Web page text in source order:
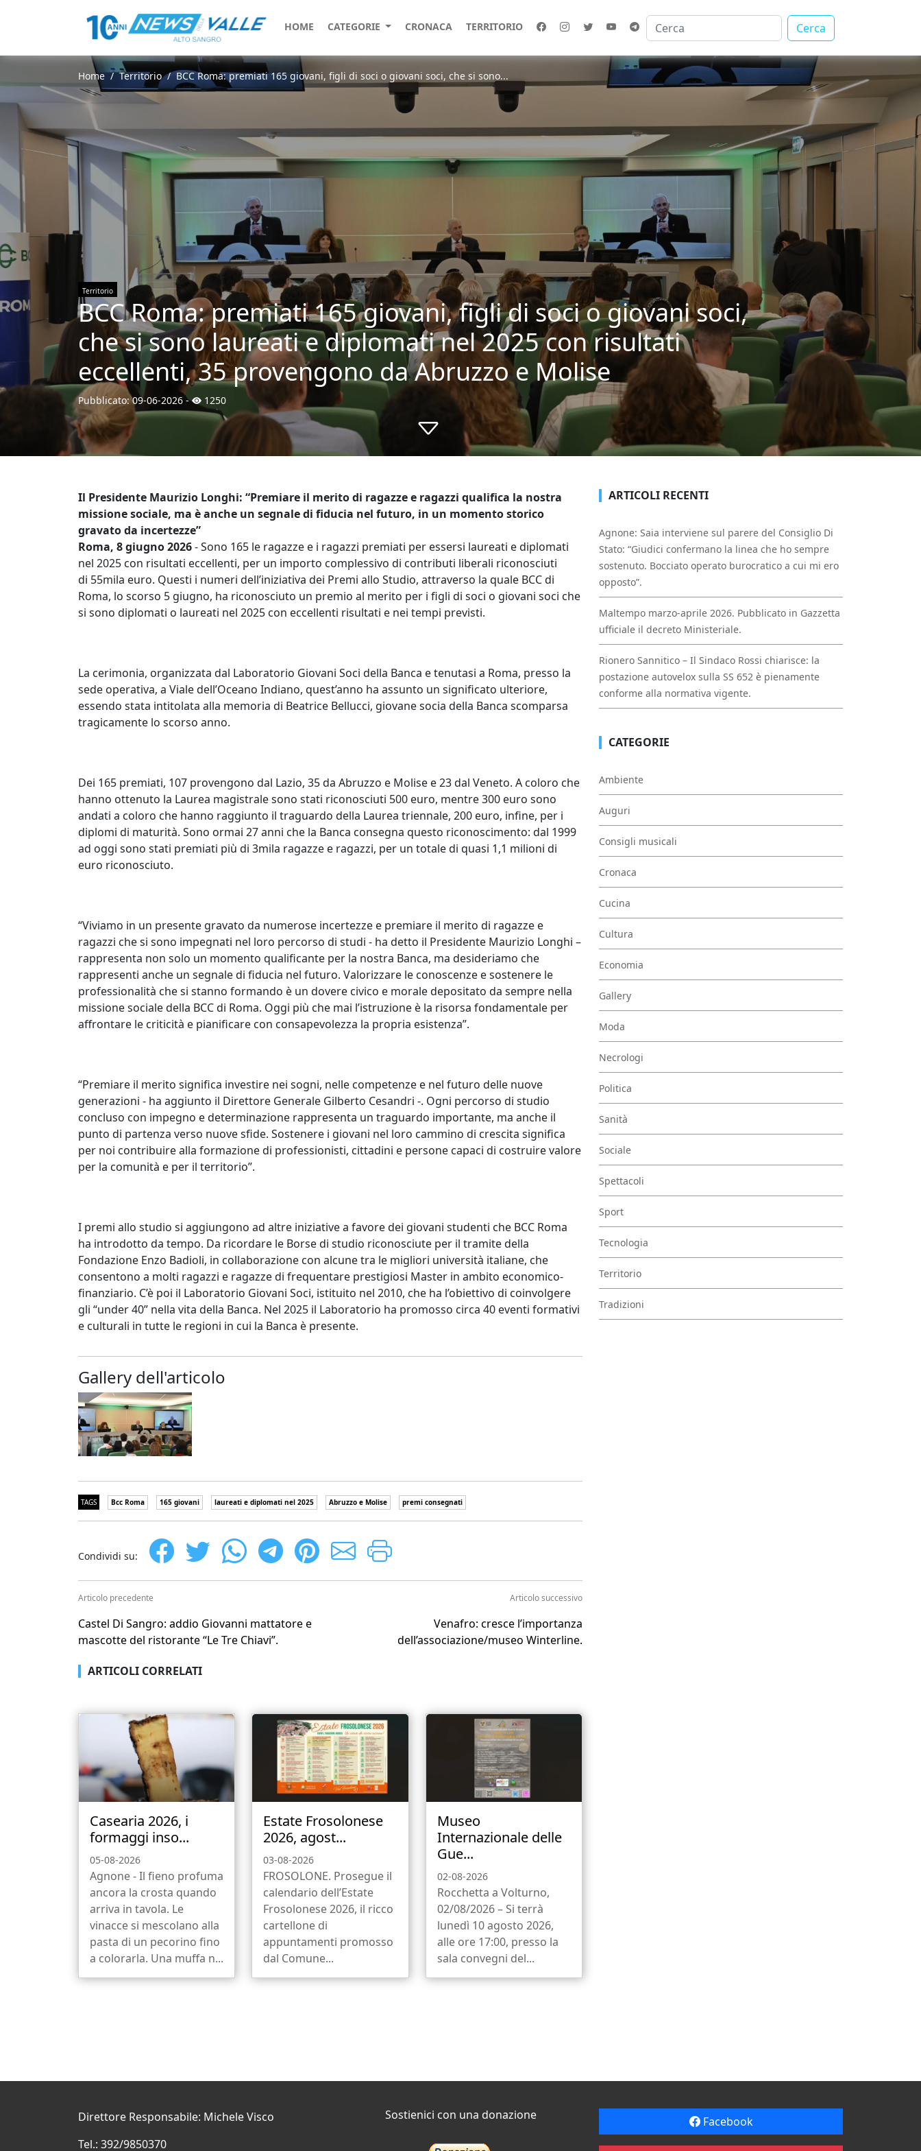
HOME CATEGORIE CRONACA TERRITORIO Cerca
Home Territorio BCC Roma: premiati 165 giovani, figli di soci o giovani soci, che si sono...
Territorio
BCC Roma: premiati 165 giovani, figli di soci o giovani soci,
che si sono laureati e diplomati nel 2025 con risultati
eccellenti, 35 provengono da Abruzzo e Molise
Pubblicato:09-06-2026 - 1250
Il Presidente Maurizio Longhi: “Premiare il merito di ragazze e ragazzi qualifica la nostra
missione sociale, ma è anche un segnale di fiducia nel futuro, in un momento storico
gravato da incertezze”
Roma, 8 giugno 2026- Sono 165 le ragazze e i ragazzi premiati per essersi laureati e diplomati
nel 2025 con risultati eccellenti, per un importo complessivo di contributi liberali riconosciuti
di 55mila euro. Questi i numeri dell’iniziativa dei Premi allo Studio, attraverso la quale BCC di
Roma, lo scorso 5 giugno, ha riconosciuto un premio al merito per i figli di soci o giovani soci che
si sono diplomati o laureati nel 2025 con eccellenti risultati e nei tempi previsti.
La cerimonia, organizzata dal Laboratorio Giovani Soci della Banca e tenutasi a Roma, presso la
sede operativa, a Viale dell’Oceano Indiano, quest’anno ha assunto un significato ulteriore,
essendo stata intitolata alla memoria di Beatrice Bellucci, giovane socia della Banca scomparsa
tragicamente lo scorso anno.
Dei 165 premiati, 107 provengono dal Lazio, 35 da Abruzzo e Molise e 23 dal Veneto. A coloro che
hanno ottenuto la Laurea magistrale sono stati riconosciuti 500 euro, mentre 300 euro sono
andati a coloro che hanno raggiunto il traguardo della Laurea triennale, 200 euro, infine, per i
diplomi di maturità. Sono ormai 27 anni che la Banca consegna questo riconoscimento: dal 1999
ad oggi sono stati premiati più di 3mila ragazze e ragazzi, per un totale di quasi 1,1 milioni di
euro riconosciuto.
“Viviamo in un presente gravato da numerose incertezze e premiare il merito di ragazze e
ragazzi che si sono impegnati nel loro percorso di studi - ha detto il Presidente Maurizio Longhi –
rappresenta non solo un momento qualificante per la nostra Banca, ma desideriamo che
rappresenti anche un segnale di fiducia nel futuro. Valorizzare le conoscenze e sostenere le
professionalità che si stanno formando è un dovere civico e morale depositato da sempre nella
missione sociale della BCC di Roma. Oggi più che mai l’istruzione è la risorsa fondamentale per
affrontare le criticità e pianificare con consapevolezza la propria esistenza”.
“Premiare il merito significa investire nei sogni, nelle competenze e nel futuro delle nuove
generazioni - ha aggiunto il Direttore Generale Gilberto Cesandri -. Ogni percorso di studio
concluso con impegno e determinazione rappresenta un traguardo importante, ma anche il
punto di partenza verso nuove sfide. Sostenere i giovani nel loro cammino di crescita significa
per noi contribuire alla formazione di professionisti, cittadini e persone capaci di costruire valore
per la comunità e per il territorio”.
I premi allo studio si aggiungono ad altre iniziative a favore dei giovani studenti che BCC Roma
ha introdotto da tempo. Da ricordare le Borse di studio riconosciute per il tramite della
Fondazione Enzo Badioli, in collaborazione con alcune tra le migliori università italiane, che
consentono a molti ragazzi e ragazze di frequentare prestigiosi Master in ambito economico-
finanziario. C’è poi il Laboratorio Giovani Soci, istituito nel 2010, che ha l’obiettivo di coinvolgere
gli “under 40” nella vita della Banca. Nel 2025 il Laboratorio ha promosso circa 40 eventi formativi
e culturali in tutte le regioni in cui la Banca è presente.
Gallery dell'articolo
TAGS Bcc Roma 165 giovani laureati e diplomati nel 2025 Abruzzo e Molise premi consegnati
Condividi su:
Articolo precedente
Castel Di Sangro: addio Giovanni mattatore e
mascotte del ristorante “Le Tre Chiavi”.
Articolo successivo
Venafro: cresce l’importanza
dell’associazione/museo Winterline.
ARTICOLI CORRELATI
Casearia 2026, i
formaggi inso...
05-08-2026
Agnone - Il fieno profuma
ancora la crosta quando
arriva in tavola. Le
vinacce si mescolano alla
pasta di un pecorino fino
a colorarla. Una muffa n...
Estate Frosolonese
2026, agost...
03-08-2026
FROSOLONE. Prosegue il
calendario dell’Estate
Frosolonese 2026, il ricco
cartellone di
appuntamenti promosso
dal Comune...
Museo
Internazionale delle
Gue...
02-08-2026
Rocchetta a Volturno,
02/08/2026 – Si terrà
lunedì 10 agosto 2026,
alle ore 17:00, presso la
sala convegni del...
ARTICOLI RECENTI
Agnone: Saia interviene sul parere del Consiglio Di
Stato: “Giudici confermano la linea che ho sempre
sostenuto. Bocciato operato burocratico a cui mi ero
opposto”.
Maltempo marzo-aprile 2026. Pubblicato in Gazzetta
ufficiale il decreto Ministeriale.
Rionero Sannitico – Il Sindaco Rossi chiarisce: la
postazione autovelox sulla SS 652 è pienamente
conforme alla normativa vigente.
CATEGORIE
Ambiente
Auguri
Consigli musicali
Cronaca
Cucina
Cultura
Economia
Gallery
Moda
Necrologi
Politica
Sanità
Sociale
Spettacoli
Sport
Tecnologia
Territorio
Tradizioni
Direttore Responsabile: Michele Visco
Tel.: 392/9850370
Sostienici con una donazione Facebook